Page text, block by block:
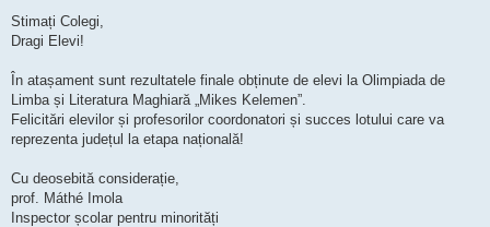
s
Stimați Colegi,
Dragi Elevi!
În atașament sunt rezultatele finale obținute de elevi la Olimpiada de
Limba și Literatura Maghiară „Mikes Kelemen”.
Felicitări elevilor și profesorilor coordonatori și succes lotului care va
reprezenta județul la etapa națională!
Cu deosebită considerație,
prof. Máthé Imola
Inspector școlar pentru minorități